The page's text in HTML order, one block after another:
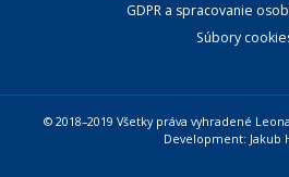
GDPR a spracovanie
Súbory
© 2018–2019 Všetky práva vyhradené
Development: Jakub